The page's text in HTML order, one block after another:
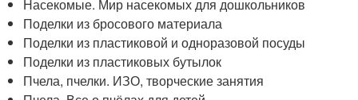
Насекомые. Мир насекомых для дошкольников
Поделки из бросового материала
Поделки из пластиковой и одноразовой посуды
Поделки из пластиковых бутылок
Пчела, пчелки. ИЗО, творческие занятия